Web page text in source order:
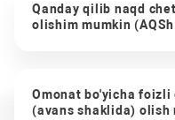
Qanday qilib naqd
olishim mumkin
Omonat bo'yicha
(avans shaklida) olish